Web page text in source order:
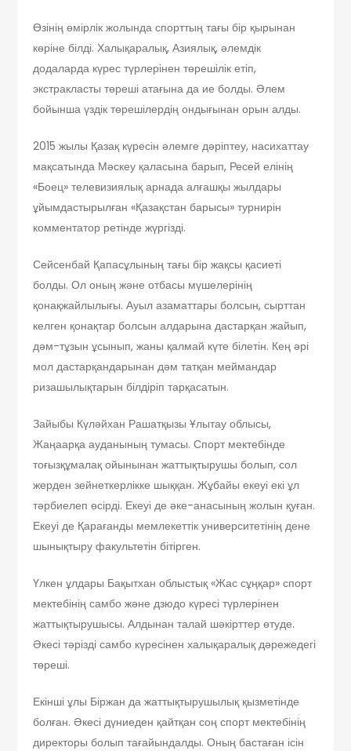
Өзінің өмірлік жолында спорттың тағы бір қырынан
көріне білді. Халықаралық, Азиялық, әлемдік
додаларда күрес түрлерінен төрешілік етіп,
экстракласты төреші атағына да ие болды. Әлем
бойынша үздік төрешілердің ондығынан орын алды.
2015 жылы Қазақ күресін әлемге дәріптеу, насихаттау
мақсатында Мәскеу қаласына барып, Ресей елінің
«Боец» телевизиялық арнада алғашқы жылдары
ұйымдастырылған «Қазақстан барысы» турнирін
комментатор ретінде жүргізді.
Сейсенбай Қапасұлының тағы бір жақсы қасиеті
болды. Ол оның және отбасы мүшелерінің
қонақжайлылығы. Ауыл азаматтары болсын, сырттан
келген қонақтар болсын алдарына дастарқан жайып,
дәм-тұзын ұсынып, жаны қалмай күте білетін. Кең әрі
мол дастарқандарынан дәм татқан меймандар
ризашылықтарын білдіріп тарқасатын.
Зайыбы Күләйхан Рашатқызы Ұлытау облысы,
Жаңаарқа ауданының тумасы. Спорт мектебінде
тоғызқұмалақ ойынынан жаттықтырушы болып, сол
жерден зейнеткерлікке шыққан. Жұбайы екеуі екі ұл
тәрбиелеп өсірді. Екеуі де әке-анасының жолын қуған.
Екеуі де Қарағанды мемлекеттік университетінің дене
шынықтыру факультетін бітірген.
Үлкен ұлдары Бақытхан облыстық «Жас сұңқар» спорт
мектебінің самбо және дзюдо күресі түрлерінен
жаттықтырушысы. Алдынан талай шәкірттер өтуде.
Әкесі тәрізді самбо күресінен халықаралық дәрежедегі
төреші.
Екінші ұлы Біржан да жаттықтырушылық қызметінде
болған. Әкесі дүниеден қайтқан соң спорт мектебінің
директоры болып тағайындалды. Оның бастаған ісін